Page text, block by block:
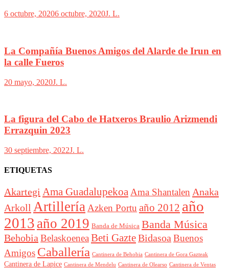
6 octubre, 20206 octubre, 2020J. L.
La Compañía Buenos Amigos del Alarde de Irun en
la calle Fueros
20 mayo, 2020J. L.
La figura del Cabo de Hatxeros Braulio Arizmendi
Errazquin 2023
30 septiembre, 2022J. L.
ETIQUETAS
Akartegi Ama Guadalupekoa Ama Shantalen Anaka
Arkoll Artillería Azken Portu año 2012 año
2013 año 2019 Banda de Música Banda Música
Behobia Belaskoenea Beti GazteBidasoa Buenos
Amigos Caballería Cantinera de Behobia Cantinera de Gora Gazteak
Cantinera de Lapice Cantinera de Mendelu Cantinera de Olearso Cantinera de Ventas